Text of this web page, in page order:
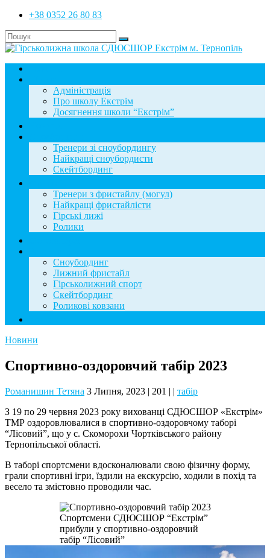
+38 0352 26 80 83
Адміністрація
Про школу Екстрім
Досягнення школи “Екстрім”
Тренери зі сноубордингу
Найкращі сноубордисти
Скейтбординг
Тренери з фристайлу (могул)
Найкращі фристайлісти
Гірські лижі
Ролики
Сноубординг
Лижний фристайл
Гірськолижний спорт
Скейтбординг
Роликові ковзани
Новини
Спортивно-оздоровчий табір 2023
Романишин Тетяна 3 Липня, 2023 | 201 | | табір
З 19 по 29 червня 2023 року вихованці СДЮСШОР «Екстрім»
ТМР оздоровлювалися в спортивно-оздоровчому таборі
“Лісовий”, що у с. Скоморохи Чортківського району
Тернопільської області.
В таборі спортсмени вдосконалювали свою фізичну форму,
грали спортивні ігри, їздили на екскурсію, ходили в похід та
весело та змістовно проводили час.
Спортсмени СДЮСШОР “Екстрім”
прибули у спортивно-оздоровчий
табір “Лісовий”